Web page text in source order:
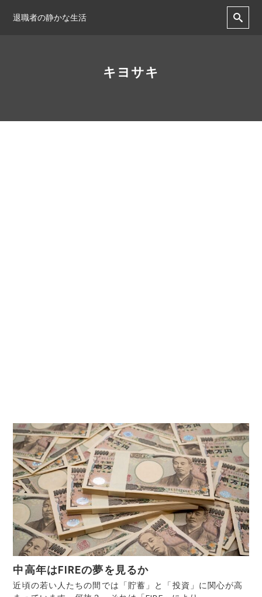
退職者の静かな生活
キヨサキ
中高年はFIREの夢を見るか
近頃の若い人たちの間では「貯蓄」と「投資」に関心が高